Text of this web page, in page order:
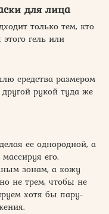
для лица
только тем, кто
гель или
средства размером
рукой туда же
ее однородной, а
его.
зонам, а кожу
не трем, чтобы не
хотя бы пару-